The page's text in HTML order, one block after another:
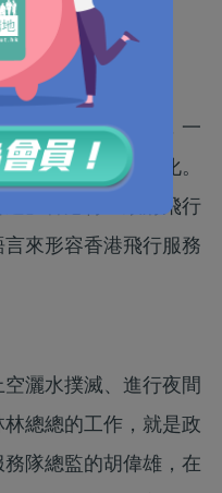
一個很陌生的環境，一
變化、地形的變化​。
」香港特區政府飛行
來形容香港飛行服務
灑水撲滅、進行夜間
總總的工作，就是政
隊總監的胡偉雄，在